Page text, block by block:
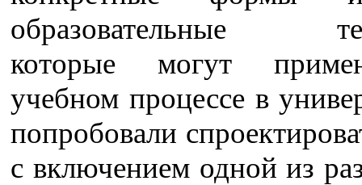
образовательные
которые могут
учебном процессе в
попробовали
с включением одной из